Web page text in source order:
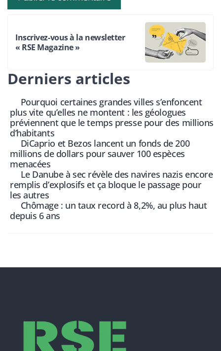
Inscrivez-vous à la newsletter
« RSE Magazine »
Derniers articles
Pourquoi certaines grandes villes s’enfoncent
plus vite qu’elles ne montent : les géologues
préviennent que le temps presse pour des millions
d’habitants
DiCaprio et Bezos lancent un fonds de 200
millions de dollars pour sauver 100 espèces
menacées
Le Danube à sec révèle des navires nazis encore
remplis d’explosifs et ça bloque le passage pour
les autres
Chômage : un taux record à 8,2%, au plus haut
depuis 6 ans